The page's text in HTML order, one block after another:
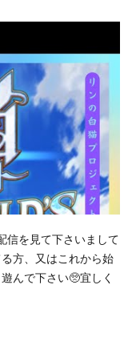
信を見て下さいまして
方、又はこれから始
んで下さい🥺宜しく